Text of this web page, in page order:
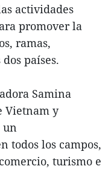
actividades
promover la
ramas,
países.
Samina
Vietnam y
un
todos los campos,
turismo e